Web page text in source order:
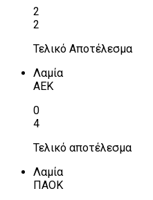
2
2
Τελικό Αποτέλεσμα
Λαμία
ΑΕΚ
0
4
Τελικό αποτέλεσμα
Λαμία
ΠΑΟΚ